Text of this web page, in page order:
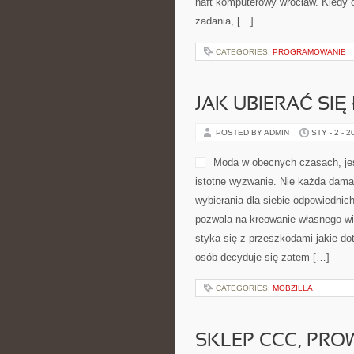
zadania, […]
CATEGORIES: PROGRAMOWANIE
JAK UBIERAĆ
POSTED BY ADMIN STY - 2 -
Moda w obecnych czasach,
istotne wyzwanie. Nie każda
wybierania dla siebie
pozwala na kreowanie własnego
styka się z przeszkodami jakie
osób decyduje się zatem […]
CATEGORIES: MOBZILLA
SKLEP CCC,